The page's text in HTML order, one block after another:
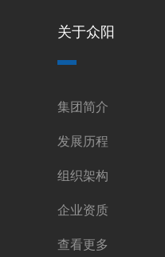
关于众阳
集团简介
发展历程
组织架构
企业资质
查看更多